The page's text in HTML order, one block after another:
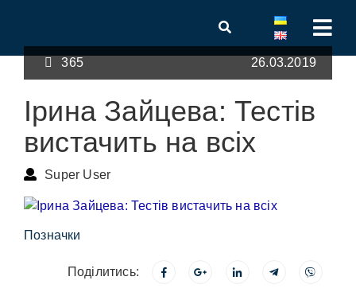
365 26.03.2019
Ірина Зайцева: Тестів
вистачить на всіх
Super User
Позначки
Поділитись: